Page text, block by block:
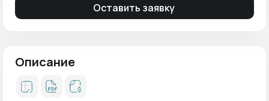
Оставить заявку
Описание